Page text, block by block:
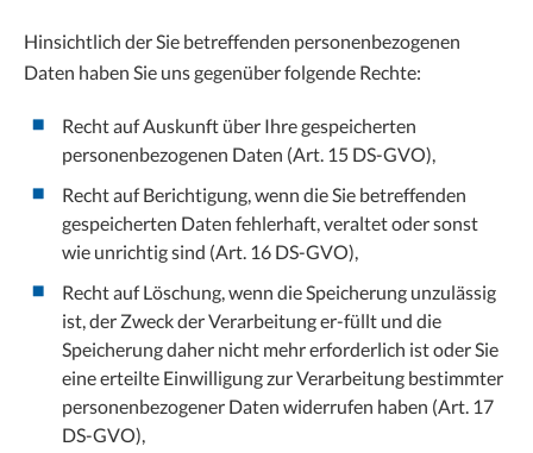
Hinsichtlich der Sie betreffenden personenbezogenen
Daten haben Sie uns gegenüber folgende Rechte:
Recht auf Auskunft über Ihre gespeicherten
personenbezogenen Daten (Art. 15 DS-GVO),
Recht auf Berichtigung, wenn die Sie betreffenden
gespeicherten Daten fehlerhaft, veraltet oder sonst
wie unrichtig sind (Art. 16 DS-GVO),
Recht auf Löschung, wenn die Speicherung unzulässig
ist, der Zweck der Verarbeitung er-füllt und die
Speicherung daher nicht mehr erforderlich ist oder Sie
eine erteilte Einwilligung zur Verarbeitung bestimmter
personenbezogener Daten widerrufen haben (Art. 17
DS-GVO),